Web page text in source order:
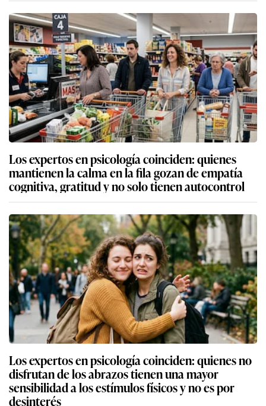
Los expertos en psicología coinciden: quienes
mantienen la calma en la fila gozan de empatía
cognitiva, gratitud y no solo tienen autocontrol
Los expertos en psicología coinciden: quienes no
disfrutan de los abrazos tienen una mayor
sensibilidad a los estímulos físicos y no es por
desinterés